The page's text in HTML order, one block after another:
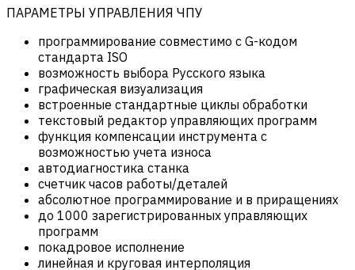
ПАРАМЕТРЫ УПРАВЛЕНИЯ ЧПУ
программирование совместимо с G-кодом
стандарта ISO
возможность выбора Русского языка
графическая визуализация
встроенные стандартные циклы обработки
текстовый редактор управляющих программ
функция компенсации инструмента с
возможностью учета износа
автодиагностика станка
счетчик часов работы/деталей
абсолютное программирование и в приращениях
до 1000 зарегистрированных управляющих
программ
покадровое исполнение
линейная и круговая интерполяция